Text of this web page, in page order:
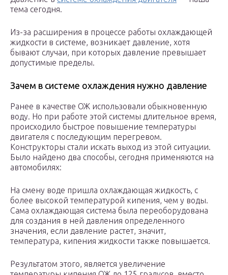
тема сегодня.
Из-за расширения в процессе работы охлаждающей
жидкости в системе, возникает давление, хотя
бывают случаи, при которых давление превышает
допустимые пределы.
Зачем в системе охлаждения нужно давление
Ранее в качестве ОЖ использовали обыкновенную
воду. Но при работе этой системы длительное время,
происходило быстрое повышение температуры
двигателя с последующим перегревом.
Конструкторы стали искать выход из этой ситуации.
Было найдено два способы, сегодня применяются на
автомобилях:
На смену воде пришла охлаждающая жидкость, с
более высокой температурой кипения, чем у воды.
Сама охлаждающая система была переоборудована
для создания в ней давления определенного
значения, если давление растет, значит,
температура, кипения жидкости также повышается.
Результатом этого, является увеличение